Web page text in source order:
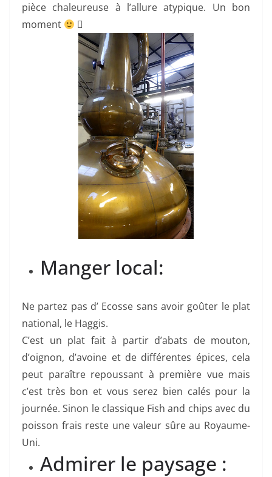
pièce chaleureuse à l’allure atypique. Un bon
moment

Manger local:
Ne partez pas d’ Ecosse sans avoir goûter le plat
national, le Haggis.
C’est un plat fait à partir d’abats de mouton,
d’oignon, d’avoine et de différentes épices, cela
peut paraître repoussant à première vue mais
c’est très bon et vous serez bien calés pour la
journée. Sinon le classique Fish and chips avec du
poisson frais reste une valeur sûre au Royaume-
Uni.
Admirer le paysage :